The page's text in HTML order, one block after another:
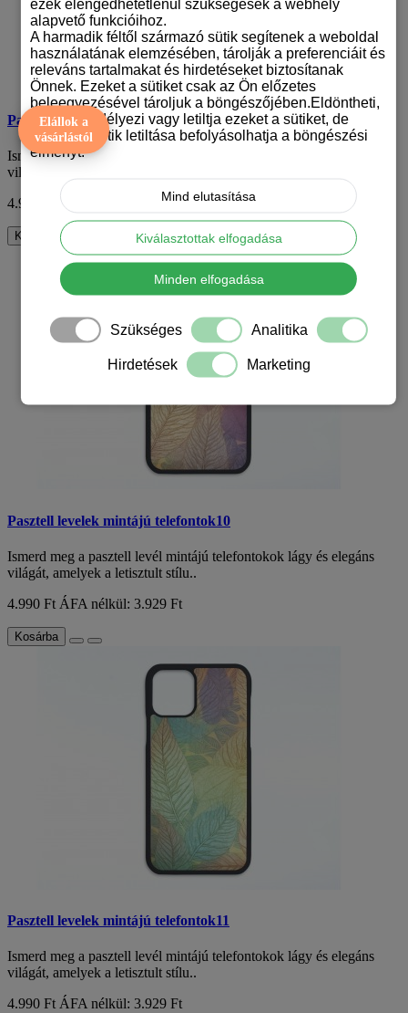
Pasztell levelek mintájú telefontok1
Ismerd meg a pasztell levél mintájú telefontokok lágy és elegáns
világát, amelyek a letisztult stílu..
4.990 Ft ÁFA nélkül: 3.929 Ft
Kosárba
Pasztell levelek mintájú telefontok10
Ismerd meg a pasztell levél mintájú telefontokok lágy és elegáns
világát, amelyek a letisztult stílu..
4.990 Ft ÁFA nélkül: 3.929 Ft
Kosárba
Pasztell levelek mintájú telefontok11
Ismerd meg a pasztell levél mintájú telefontokok lágy és elegáns
világát, amelyek a letisztult stílu..
4.990 Ft ÁFA nélkül: 3.929 Ft
Elállok a
vásárlástól
ezek elengedhetetlenül szükségesek a webhely
alapvető funkcióihoz.
A harmadik féltől származó sütik segítenek a weboldal
használatának elemzésében, tárolják a preferenciáit és
releváns tartalmakat és hirdetéseket biztosítanak
Önnek. Ezeket a sütiket csak az Ön előzetes
beleegyezésével tároljuk a böngészőjében.Eldöntheti,
hogy engedélyezi vagy letiltja ezeket a sütiket, de
bizonyos sütik letiltása befolyásolhatja a böngészési
élményt.
Mind elutasítása
Kiválasztottak elfogadása
Minden elfogadása
Szükséges Analitika
Hirdetések Marketing